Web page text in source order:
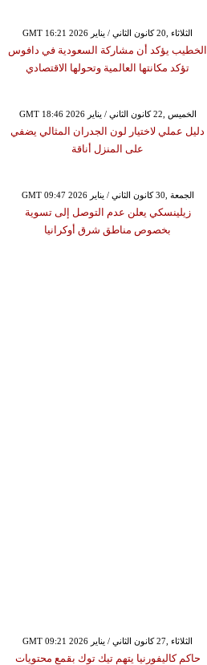
GMT 16:21 2026 الثلاثاء ,20 كانون الثاني / يناير
الخطيب يؤكد أن مشاركة السعودية في دافوس
تؤكد مكانتها العالمية وتحولها الاقتصادي
GMT 18:46 2026 الخميس ,22 كانون الثاني / يناير
دليل عملي لاختيار لون الجدران المثالي يضفي
على المنزل أناقة
GMT 09:47 2026 الجمعة ,30 كانون الثاني / يناير
زيلينسكي يعلن عدم التوصل إلى تسوية
بخصوص مناطق شرق أوكرانيا
GMT 09:21 2026 الثلاثاء ,27 كانون الثاني / يناير
حاكم كاليفورنيا يتهم تيك توك بقمع محتويات